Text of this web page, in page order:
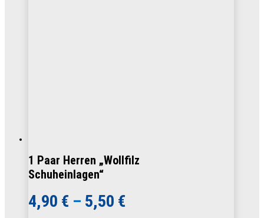
1 Paar Herren „Wollfilz
Schuheinlagen“
4,90 € – 5,50 €